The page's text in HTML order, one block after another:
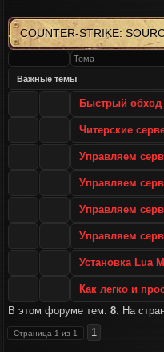
COUNTER-STRIKE:
Тема
Важные темы
Быстрый обход
Читерские
Управляем
Управляем
Управляем
Управляем
Установка Lua
Как легко и
В этом форуме тем: 8. На
Страница 1 из 1 1